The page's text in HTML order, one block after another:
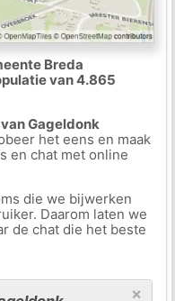
Breda
van 4.865
Gageldonk
het eens en maak
en chat met online
die we bijwerken
Daarom laten we
de chat die het beste
×